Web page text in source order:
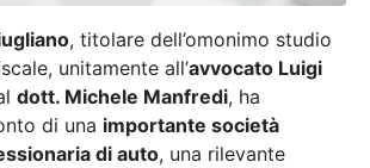
, titolare dell’omonimo studio
unitamente all’avvocato Luigi
dott. Michele Manfredi, ha
di una importante società
di auto, una rilevante